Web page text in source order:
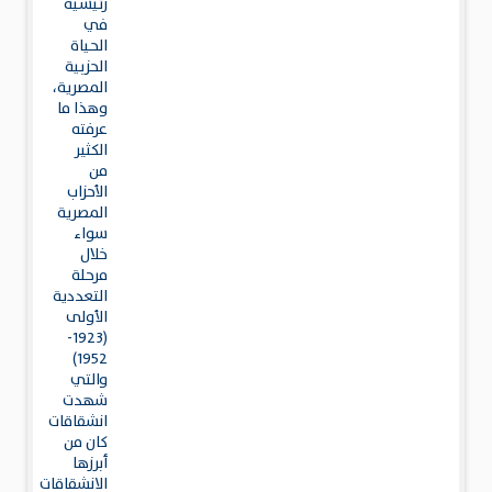
في
الحياة
الحزبية
المصرية،
وهذا ما
عرفته
الكثير
من
الأحزاب
المصرية
سواء
خلال
مرحلة
التعددية
الأولى
(1923-
1952)
والتي
شهدت
انشقاقات
كان من
أبرزها
الانشقاقات